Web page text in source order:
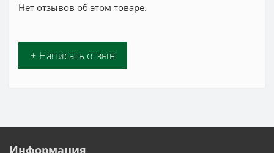
Нет отзывов об этом товаре.
+ Написать отзыв
Информация